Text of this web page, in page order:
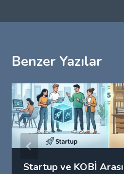
Benzer Yazılar
Startup ve KOBİ